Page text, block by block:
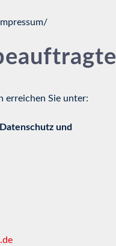
erreichen Sie unter:
und